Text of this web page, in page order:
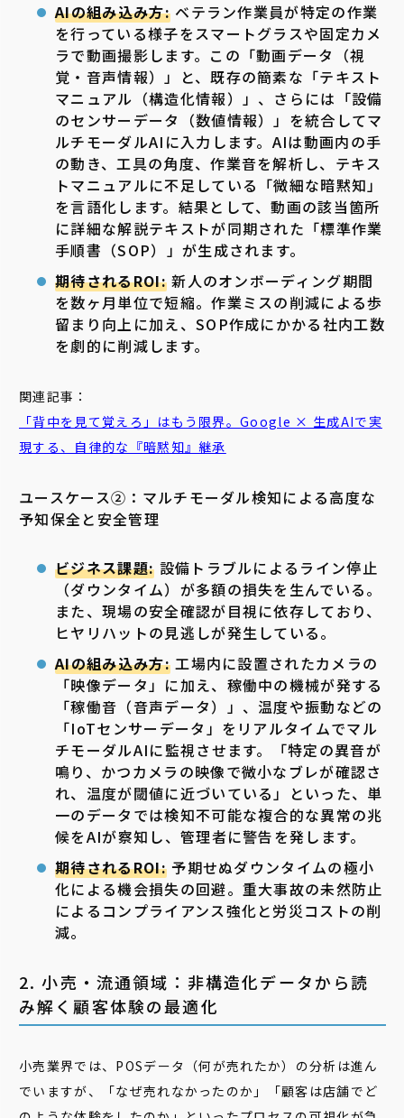
AIの組み込み方:ベテラン作業員が特定の作業
を行っている様子をスマートグラスや固定カメ
ラで動画撮影します。この「動画データ（視
覚・音声情報）」と、既存の簡素な「テキスト
マニュアル（構造化情報）」、さらには「設備
のセンサーデータ（数値情報）」を統合してマ
ルチモーダルAIに入力します。AIは動画内の手
の動き、工具の角度、作業音を解析し、テキス
トマニュアルに不足している「微細な暗黙知」
を言語化します。結果として、動画の該当箇所
に詳細な解説テキストが同期された「標準作業
手順書（SOP）」が生成されます。
期待されるROI:新人のオンボーディング期間
を数ヶ月単位で短縮。作業ミスの削減による歩
留まり向上に加え、SOP作成にかかる社内工数
を劇的に削減します。
関連記事：
「背中を見て覚えろ」はもう限界。Google × 生成AIで実
現する、自律的な『暗黙知』継承
ユースケース②：マルチモーダル検知による高度な
予知保全と安全管理
ビジネス課題: 設備トラブルによるライン停止
（ダウンタイム）が多額の損失を生んでいる。
また、現場の安全確認が目視に依存しており、
ヒヤリハットの見逃しが発生している。
AIの組み込み方:工場内に設置されたカメラの
「映像データ」に加え、稼働中の機械が発する
「稼働音（音声データ）」、温度や振動などの
「IoTセンサーデータ」をリアルタイムでマル
チモーダルAIに監視させます。「特定の異音が
鳴り、かつカメラの映像で微小なブレが確認さ
れ、温度が閾値に近づいている」といった、単
一のデータでは検知不可能な複合的な異常の兆
候をAIが察知し、管理者に警告を発します。
期待されるROI:予期せぬダウンタイムの極小
化による機会損失の回避。重大事故の未然防止
によるコンプライアンス強化と労災コストの削
減。
2. 小売・流通領域：非構造化データから読
み解く顧客体験の最適化
小売業界では、POSデータ（何が売れたか）の分析は進ん
でいますが、「なぜ売れなかったのか」「顧客は店舗でど